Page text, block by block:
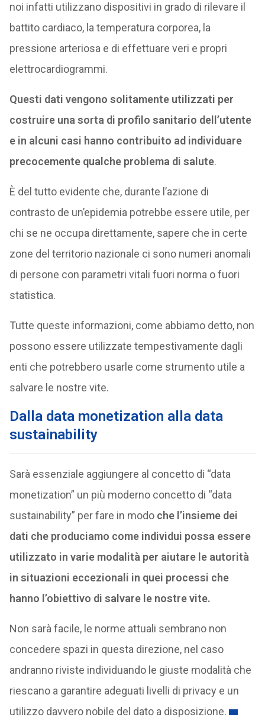
noi infatti utilizzano dispositivi in grado di rilevare il
battito cardiaco, la temperatura corporea, la
pressione arteriosa e di effettuare veri e propri
elettrocardiogrammi.
Questi dati vengono solitamente utilizzati per
costruire una sorta di profilo sanitario dell’utente
e in alcuni casi hanno contribuito ad individuare
precocemente qualche problema di salute.
È del tutto evidente che, durante l’azione di
contrasto de un’epidemia potrebbe essere utile, per
chi se ne occupa direttamente, sapere che in certe
zone del territorio nazionale ci sono numeri anomali
di persone con parametri vitali fuori norma o fuori
statistica.
Tutte queste informazioni, come abbiamo detto, non
possono essere utilizzate tempestivamente dagli
enti che potrebbero usarle come strumento utile a
salvare le nostre vite.
Dalla data monetization alla data
sustainability
Sarà essenziale aggiungere al concetto di “data
monetization” un più moderno concetto di “data
sustainability” per fare in modo che l’insieme dei
dati che produciamo come individui possa essere
utilizzato in varie modalità per aiutare le autorità
in situazioni eccezionali in quei processi che
hanno l’obiettivo di salvare le nostre vite.
Non sarà facile, le norme attuali sembrano non
concedere spazi in questa direzione, nel caso
andranno riviste individuando le giuste modalità che
riescano a garantire adeguati livelli di privacy e un
utilizzo davvero nobile del dato a disposizione.